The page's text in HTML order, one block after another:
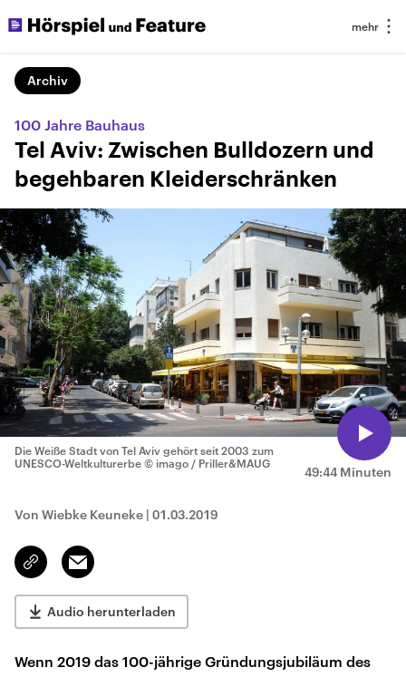
Archiv
100 Jahre Bauhaus
Tel Aviv: Zwischen Bulldozern und
begehbaren Kleiderschränken
49:44 Minuten
Die Weiße Stadt von Tel Aviv gehört seit 2003 zum
UNESCO-Weltkulturerbe © imago / Priller&MAUG
Von Wiebke Keuneke | 01.03.2019
Link
kopieren/teilen
Email
Audio herunterladen
Wenn 2019 das 100-jährige Gründungsjubiläum des